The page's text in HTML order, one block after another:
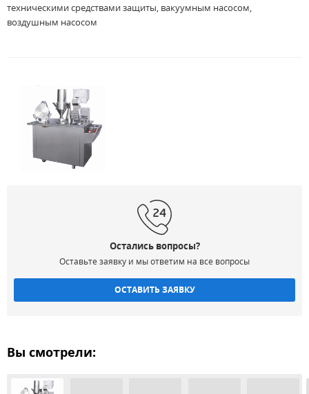
техническими средствами защиты, вакуумным насосом,
воздушным насосом
Остались вопросы?
Оставьте заявку и мы ответим на все вопросы
ОСТАВИТЬ ЗАЯВКУ
Вы смотрели: